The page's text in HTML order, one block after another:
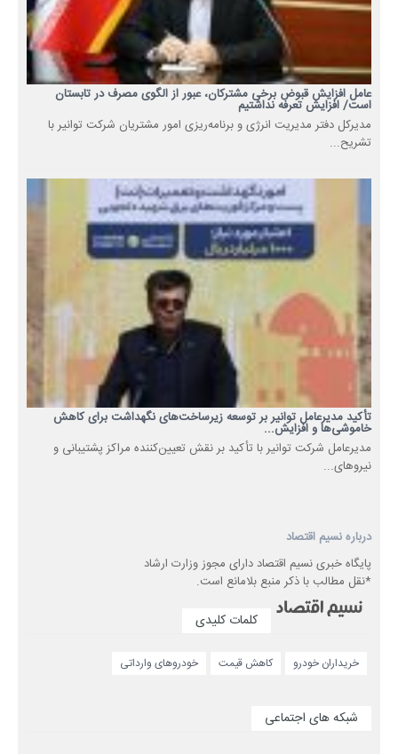
عامل افزایش قبوض برخی مشترکان، عبور از الگوی مصرف در تابستان
است/ افزایش تعرفه نداشتیم
مدیرکل دفتر مدیریت انرژی و برنامه‌ریزی امور مشتریان شرکت توانیر با
تشریح...
تأکید مدیرعامل توانیر بر توسعه زیرساخت‌های نگهداشت برای کاهش
خاموشی‌ها و افزایش...
مدیرعامل شرکت توانیر با تأکید بر نقش تعیین‌کننده مراکز پشتیبانی و
نیروهای...
درباره نسیم اقتصاد
پایگاه خبری نسیم اقتصاد دارای مجوز وزارت ارشاد
*نقل مطالب با ذکر منبع بلامانع است.
کلمات کلیدی
خریداران خودرو کاهش قیمت خودروهای وارداتی
شبکه های اجتماعی